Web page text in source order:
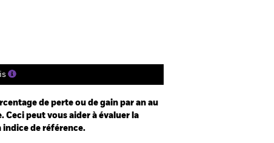
de perte ou de gain par an au
Ceci peut vous aider à évaluer la
indice de référence.